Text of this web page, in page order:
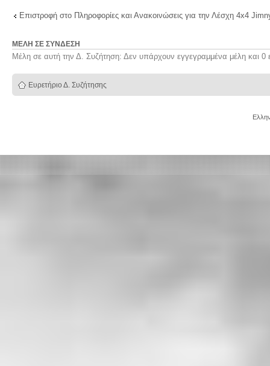
Επιστροφή στο Πληροφορίες και Ανακοινώσεις για την Λέσχη 4x4
ΜΈΛΗ ΣΕ ΣΎΝΔΕΣΗ
Μέλη σε αυτή την Δ. Συζήτηση: Δεν υπάρχουν εγγεγραμμένα μέλη και 0
Ευρετήριο Δ. Συζήτησης